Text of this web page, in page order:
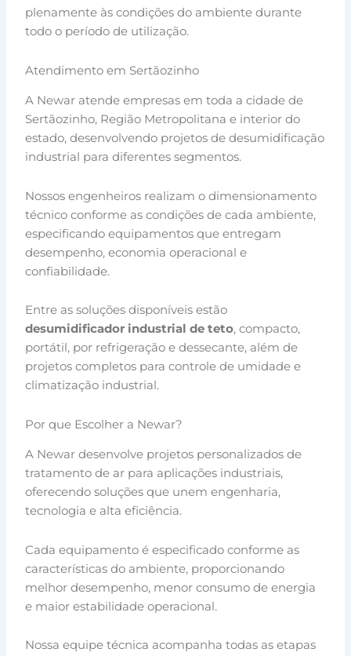
plenamente às condições do ambiente durante
todo o período de utilização.
Atendimento em Sertãozinho
A Newar atende empresas em toda a cidade de
Sertãozinho, Região Metropolitana e interior do
estado, desenvolvendo projetos de desumidificação
industrial para diferentes segmentos.
Nossos engenheiros realizam o dimensionamento
técnico conforme as condições de cada ambiente,
especificando equipamentos que entregam
desempenho, economia operacional e
confiabilidade.
Entre as soluções disponíveis estão
desumidificador industrial de teto, compacto,
portátil, por refrigeração e dessecante, além de
projetos completos para controle de umidade e
climatização industrial.
Por que Escolher a Newar?
A Newar desenvolve projetos personalizados de
tratamento de ar para aplicações industriais,
oferecendo soluções que unem engenharia,
tecnologia e alta eficiência.
Cada equipamento é especificado conforme as
características do ambiente, proporcionando
melhor desempenho, menor consumo de energia
e maior estabilidade operacional.
Nossa equipe técnica acompanha todas as etapas